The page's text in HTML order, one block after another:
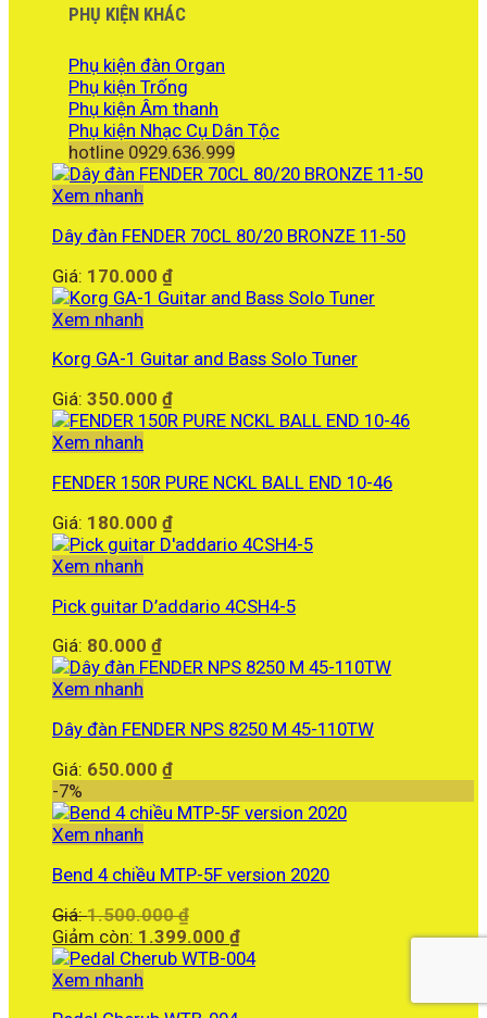
PHỤ KIỆN KHÁC
Phụ kiện đàn Organ
Phụ kiện Trống
Phụ kiện Âm thanh
Phụ kiện Nhạc Cụ Dân Tộc
hotline 0929.636.999
Xem nhanh
Dây đàn FENDER 70CL 80/20 BRONZE 11-50
Giá: 170.000 ₫
Xem nhanh
Korg GA-1 Guitar and Bass Solo Tuner
Giá: 350.000 ₫
Xem nhanh
FENDER 150R PURE NCKL BALL END 10-46
Giá: 180.000 ₫
Xem nhanh
Pick guitar D’addario 4CSH4-5
Giá: 80.000 ₫
Xem nhanh
Dây đàn FENDER NPS 8250 M 45-110TW
Giá: 650.000 ₫
-7%
Xem nhanh
Bend 4 chiều MTP-5F version 2020
Giá:1.500.000₫
gốc
là:
Giảm còn: 1.399.000 ₫Giá
hiện
Xem nhanh